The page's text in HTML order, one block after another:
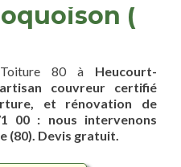
(
Toiture 80 à Heucourt-
couvreur certifié
et rénovation de
00 : nous intervenons
(80). Devis gratuit.